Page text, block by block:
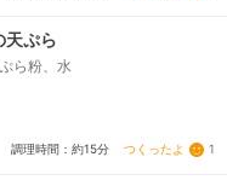
天ぷら
ら粉、水
調理時間：約15分 つくったよ 1